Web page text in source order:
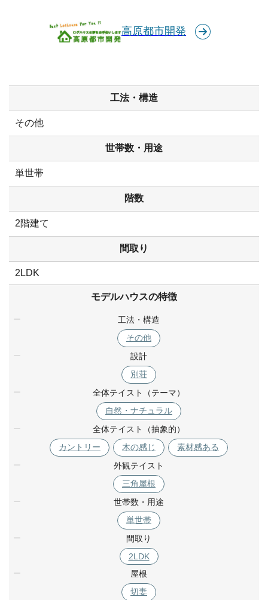
高原都市開発
工法・構造
その他
世帯数・用途
単世帯
階数
2階建て
間取り
2LDK
モデルハウスの特徴
工法・構造
その他
設計
別荘
全体テイスト（テーマ）
自然・ナチュラル
全体テイスト（抽象的）
カントリー
木の感じ
素材感ある
外観テイスト
三角屋根
世帯数・用途
単世帯
間取り
2LDK
屋根
切妻